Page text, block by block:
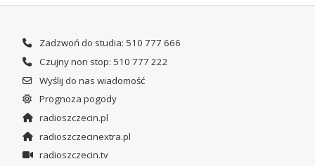
Zadzwoń do studia: 510 777 666
Czujny non stop: 510 777 222
Wyślij do nas wiadomość
Prognoza pogody
radioszczecin.pl
radioszczecinextra.pl
radioszczecin.tv